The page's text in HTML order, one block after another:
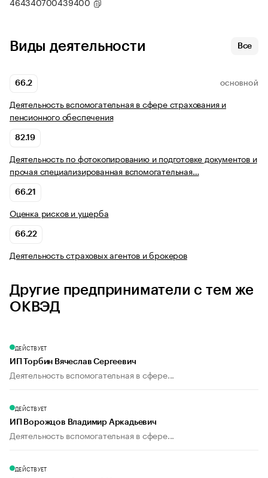
Виды деятельности Все
66.2 ОСНОВНОЙ
Деятельность вспомогательная в сфере страхования и
пенсионного обеспечения
82.19
Деятельность по фотокопированию и подготовке документов и
прочая специализированная вспомогательная…
66.21
Оценка рисков и ущерба
66.22
Деятельность страховых агентов и брокеров
Другие предприниматели с тем же
ОКВЭД
ДЕЙСТВУЕТ
ИП Торбин Вячеслав Сергеевич
Деятельность вспомогательная в сфере...
ДЕЙСТВУЕТ
ИП Ворожцов Владимир Аркадьевич
Деятельность вспомогательная в сфере...
ДЕЙСТВУЕТ